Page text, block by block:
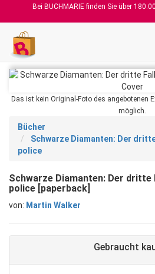
Bei BUCHMARIE finden Sie über
Das ist kein Original-Foto des angebotenen
möglich.
Bücher
Schwarze Diamanten: Der
police
Schwarze Diamanten: Der dritte
police [paperback]
von: Martin Walker
Gebraucht